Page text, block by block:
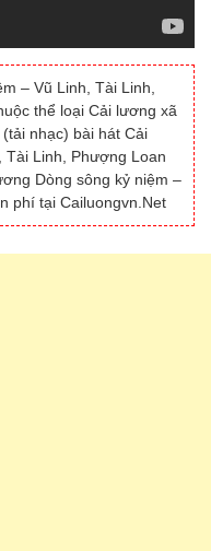
– Vũ Linh, Tài Linh,
thể loại Cải lương xã
nhạc) bài hát Cải
Tài Linh, Phượng Loan
Dòng sông kỷ niệm –
phí tại Cailuongvn.Net